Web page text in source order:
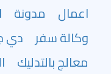
اعمال مدونة
وكالة سفر دي
معالج بالتدليك